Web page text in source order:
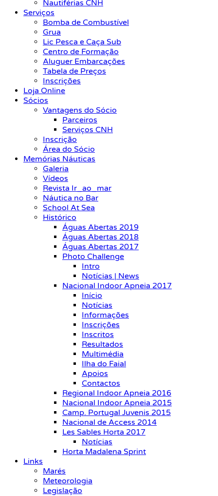
Nautiférias CNH
Serviços
Bomba de Combustível
Grua
Lic Pesca e Caça Sub
Centro de Formação
Aluguer Embarcações
Tabela de Preços
Inscrições
Loja Online
Sócios
Vantagens do Sócio
Parceiros
Serviços CNH
Inscrição
Área do Sócio
Memórias Náuticas
Galeria
Vídeos
Revista Ir_ao_mar
Náutica no Bar
School At Sea
Histórico
Águas Abertas 2019
Águas Abertas 2018
Águas Abertas 2017
Photo Challenge
Intro
Notícias | News
Nacional Indoor Apneia 2017
Início
Notícias
Informações
Inscrições
Inscritos
Resultados
Multimédia
Ilha do Faial
Apoios
Contactos
Regional Indoor Apneia 2016
Nacional Indoor Apneia 2015
Camp. Portugal Juvenis 2015
Nacional de Access 2014
Les Sables Horta 2017
Notícias
Horta Madalena Sprint
Links
Marés
Meteorologia
Legislação